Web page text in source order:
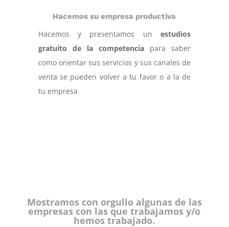
Hacemos su empresa productiva
Hacemos y presentamos unestudios
gratuito de la competencia para saber
como orientar sus servicios y sus canales de
venta se pueden volver a tu favor o a la de
tu empresa
Mostramos con orgullo algunas de las
empresas con las que trabajamos y/o
hemos trabajado.